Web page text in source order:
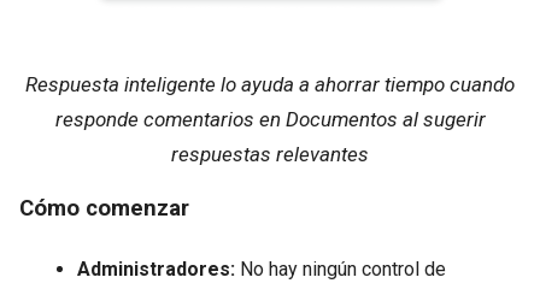
Respuesta inteligente lo ayuda a ahorrar tiempo cuando
responde comentarios en Documentos al sugerir
respuestas relevantes
Cómo comenzar
Administradores: No hay ningún control de